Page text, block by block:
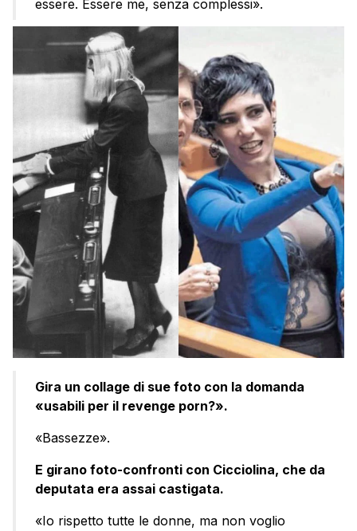
essere. Essere me, senza complessi».
Gira un collage di sue foto con la domanda
«usabili per il revenge porn?».
«Bassezze».
E girano foto-confronti con Cicciolina, che da
deputata era assai castigata.
«Io rispetto tutte le donne, ma non voglio